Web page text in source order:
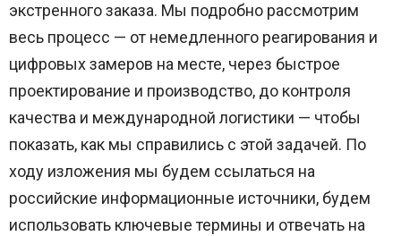
экстренного заказа. Мы подробно рассмотрим
весь процесс — от немедленного реагирования и
цифровых замеров на месте, через быстрое
проектирование и производство, до контроля
качества и международной логистики — чтобы
показать, как мы справились с этой задачей. По
ходу изложения мы будем ссылаться на
российские информационные источники, будем
использовать ключевые термины и отвечать на